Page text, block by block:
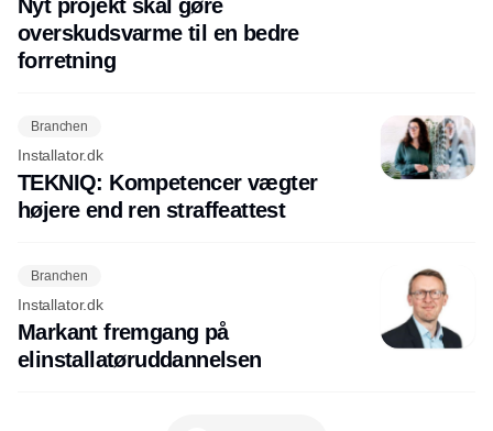
Nyt projekt skal gøre
overskudsvarme til en bedre
forretning
Branchen
Installator.dk
TEKNIQ: Kompetencer vægter
højere end ren straffeattest
Branchen
Installator.dk
Markant fremgang på
elinstallatøruddannelsen